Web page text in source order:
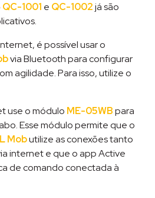
QC-1001 e QC-1002já são
é possível usar o
via Bluetooth para configurar
agilidade. Para isso, utilize o
use o módulo ME-05WBpara
Esse módulo permite que o
Mobutilize as conexões tanto
internet e que o app Active
de comando conectada à